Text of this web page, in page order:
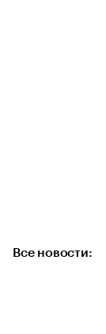
Все новости: